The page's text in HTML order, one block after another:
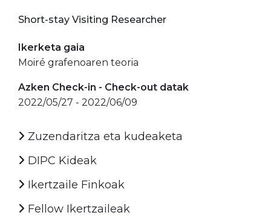
Short-stay Visiting Researcher
Ikerketa gaia
Moiré grafenoaren teoria
Azken Check-in - Check-out datak
2022/05/27 - 2022/06/09
Zuzendaritza eta kudeaketa
DIPC Kideak
Ikertzaile Finkoak
Fellow Ikertzaileak